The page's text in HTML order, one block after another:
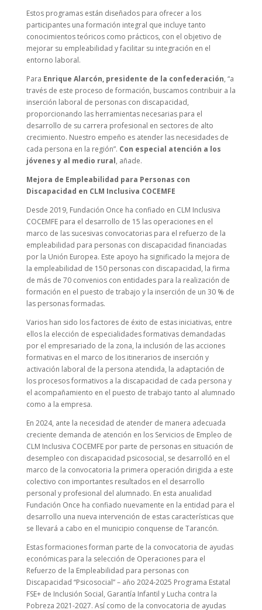
Estos programas están diseñados para ofrecer a los
participantes una formación integral que incluye tanto
conocimientos teóricos como prácticos, con el objetivo de
mejorar su empleabilidad y facilitar su integración en el
entorno laboral.
Para Enrique Alarcón, presidente de la confederación, “a
través de este proceso de formación, buscamos contribuir a la
inserción laboral de personas con discapacidad,
proporcionando las herramientas necesarias para el
desarrollo de su carrera profesional en sectores de alto
crecimiento. Nuestro empeño es atender las necesidades de
cada persona en la región”. Con especial atención a los
jóvenes y al medio rural, añade.
Mejora de Empleabilidad para Personas con
Discapacidad en CLM Inclusiva COCEMFE
Desde 2019, Fundación Once ha confiado en CLM Inclusiva
COCEMFE para el desarrollo de 15 las operaciones en el
marco de las sucesivas convocatorias para el refuerzo de la
empleabilidad para personas con discapacidad financiadas
por la Unión Europea. Este apoyo ha significado la mejora de
la empleabilidad de 150 personas con discapacidad, la firma
de más de 70 convenios con entidades para la realización de
formación en el puesto de trabajo y la inserción de un 30 % de
las personas formadas.
Varios han sido los factores de éxito de estas iniciativas, entre
ellos la elección de especialidades formativas demandadas
por el empresariado de la zona, la inclusión de las acciones
formativas en el marco de los itinerarios de inserción y
activación laboral de la persona atendida, la adaptación de
los procesos formativos a la discapacidad de cada persona y
el acompañamiento en el puesto de trabajo tanto al alumnado
como a la empresa.
En 2024, ante la necesidad de atender de manera adecuada
creciente demanda de atención en los Servicios de Empleo de
CLM Inclusiva COCEMFE por parte de personas en situación de
desempleo con discapacidad psicosocial, se desarrolló en el
marco de la convocatoria la primera operación dirigida a este
colectivo con importantes resultados en el desarrollo
personal y profesional del alumnado. En esta anualidad
Fundación Once ha confiado nuevamente en la entidad para el
desarrollo una nueva intervención de estas características que
se llevará a cabo en el municipio conquense de Tarancón.
Estas formaciones forman parte de la convocatoria de ayudas
económicas para la selección de Operaciones para el
Refuerzo de la Empleabilidad para personas con
Discapacidad “Psicosocial” – año 2024-2025 Programa Estatal
FSE+ de Inclusión Social, Garantía Infantil y Lucha contra la
Pobreza 2021-2027. Así como de la convocatoria de ayudas